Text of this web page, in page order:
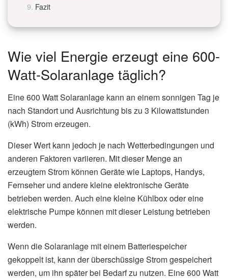
Fazit
Wie viel Energie erzeugt eine 600-
Watt-Solaranlage täglich?
Eine 600 Watt Solaranlage kann an einem sonnigen Tag je
nach Standort und Ausrichtung bis zu 3 Kilowattstunden
(kWh) Strom erzeugen.
Dieser Wert kann jedoch je nach Wetterbedingungen und
anderen Faktoren variieren. Mit dieser Menge an
erzeugtem Strom können Geräte wie Laptops, Handys,
Fernseher und andere kleine elektronische Geräte
betrieben werden. Auch eine kleine Kühlbox oder eine
elektrische Pumpe können mit dieser Leistung betrieben
werden.
Wenn die Solaranlage mit einem Batteriespeicher
gekoppelt ist, kann der überschüssige Strom gespeichert
werden, um ihn später bei Bedarf zu nutzen. Eine 600 Watt